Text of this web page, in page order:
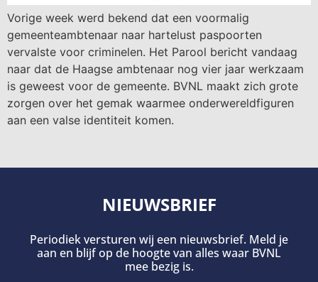
Vorige week werd bekend dat een voormalig
gemeenteambtenaar naar hartelust paspoorten
vervalste voor criminelen. Het Parool bericht vandaag
naar dat de Haagse ambtenaar nog vier jaar werkzaam
is geweest voor de gemeente. BVNL maakt zich grote
zorgen over het gemak waarmee onderwereldfiguren
aan een valse identiteit komen.
NIEUWSBRIEF
Periodiek versturen wij een nieuwsbrief. Meld je
aan en blijf op de hoogte van alles waar BVNL
mee bezig is.